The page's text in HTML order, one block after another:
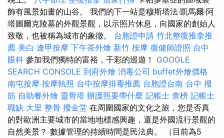
飾有風景如畫的山谷。 我們的下一站是穆斯塔法·凱馬爾·阿
塔圖爾克陵墓的外觀景觀，以示照片休息，向國家的創始人
致敬，也被稱為城市的象徵。 台胞證申請 竹北整復推拿推
薦 美白 逢甲按摩 下午茶外燴 新竹 按摩 復健師證照 台中
眼科 參加我們獨特的富裕，千彩的巡遊！ GOOGLE
SEARCH CONSOLE 到府外燴 消毒公司 buffet外燴價格
南屯按摩 按摩執照 台中按摩排毒推薦 台胞證台南 台中 撥
筋 自助餐外燴 靈骨塔 辦護照要帶什麼 記帳士 查榜 記帳士
職缺 大里 整骨 撥金堂 在周圍國家的文化之旅，您是否真
的對歐洲主要城市的當地地標感興趣，還是外國流行景觀的
自然美景？ 數據管理的持續時間是民法典。 （目前為5